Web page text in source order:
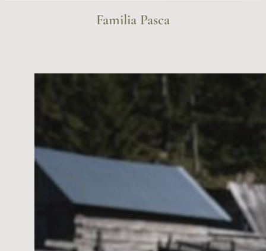
Familia Pasca